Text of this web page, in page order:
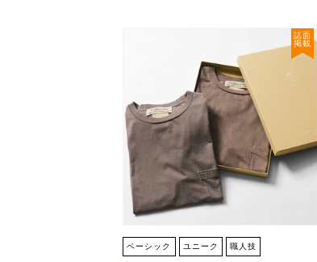
誌面
掲載
ベーシック ユニーク 職人技